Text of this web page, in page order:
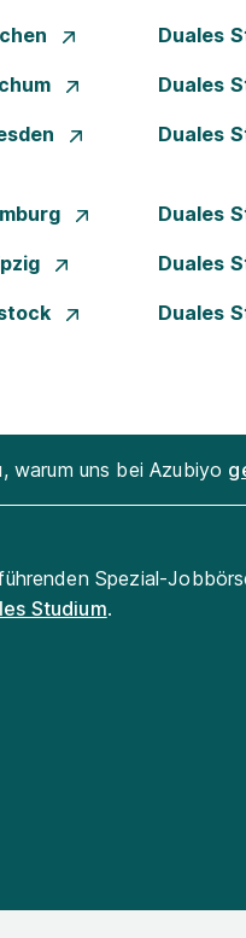
Duales
Duales
Duales
Duales
Duales
Duales
warum uns bei Azubiyo
Spezial-
Studium.